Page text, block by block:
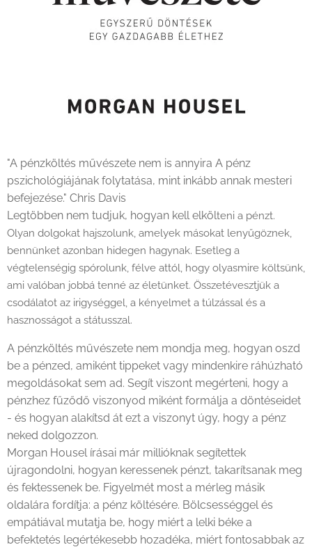
"A pénzköltés művészete nem is annyira A pénz
pszichológiájának folytatása, mint inkább annak mesteri
befejezése." Chris Davis
Legtöbben nem tudjuk, hogyan kell elkölteni a pénzt.
Olyan dolgokat hajszolunk, amelyek másokat lenyűgöznek,
bennünket azonban hidegen hagynak. Esetleg a
végtelenségig spórolunk, félve attól, hogy olyasmire költsünk,
ami valóban jobbá tenné az életünket. Összetévesztjük a
csodálatot az irigységgel, a kényelmet a túlzással és a
hasznosságot a státusszal.
A pénzköltés művészete nem mondja meg, hogyan oszd
be a pénzed, amiként tippeket vagy mindenkire ráhúzható
megoldásokat sem ad. Segít viszont megérteni, hogy a
pénzhez fűződő viszonyod miként formálja a döntéseidet
- és hogyan alakítsd át ezt a viszonyt úgy, hogy a pénz
neked dolgozzon.
Morgan Housel írásai már millióknak segítettek
újragondolni, hogyan keressenek pénzt, takarítsanak meg
és fektessenek be. Figyelmét most a mérleg másik
oldalára fordítja: a pénz költésére. Bölcsességgel és
empátiával mutatja be, hogy miért a lelki béke a
befektetés legértékesebb hozadéka, miért fontosabbak az